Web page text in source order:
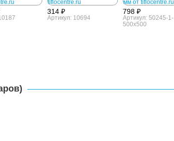
314 ₽
Артикул: 10694
798 ₽
Артикул: 50245-1-
500x500